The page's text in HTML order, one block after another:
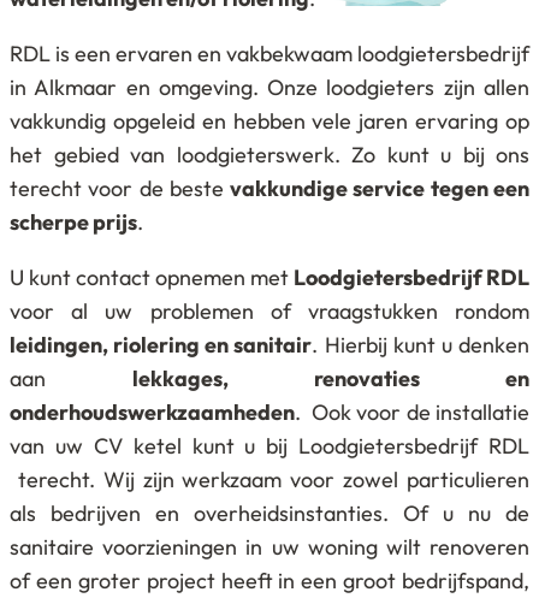
RDL is een ervaren en vakbekwaam loodgietersbedrijf
in Alkmaar en omgeving. Onze loodgieters zijn allen
vakkundig opgeleid en hebben vele jaren ervaring op
het gebied van loodgieterswerk. Zo kunt u bij ons
terecht voor de bestevakkundige service tegen een
scherpe prijs.
U kunt contact opnemen met Loodgietersbedrijf RDL
voor al uw problemen of vraagstukken rondom
leidingen, riolering en sanitair. Hierbij kunt u denken
aan lekkages, renovaties en
onderhoudswerkzaamheden. Ook voor de installatie
van uw CV ketel kunt u bij Loodgietersbedrijf RDL
terecht. Wij zijn werkzaam voor zowel particulieren
als bedrijven en overheidsinstanties. Of u nu de
sanitaire voorzieningen in uw woning wilt renoveren
of een groter project heeft in een groot bedrijfspand,